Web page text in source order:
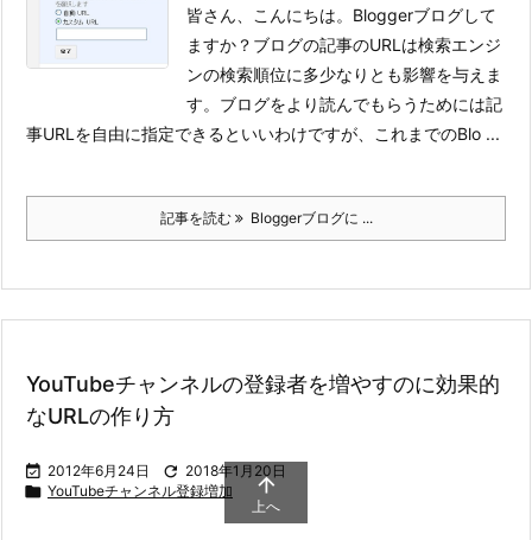
皆さん、こんにちは。Bloggerブログして
ますか？ ブログの記事のURLは検索エンジ
ンの検索順位に多少なりとも影響を与えま
す。ブログをより読んでもらうためには記
事URLを自由に指定できるといいわけですが、これまでのBlo ...
記事を読む Bloggerブログに ...
YouTubeチャンネルの登録者を増やすのに効果的
なURLの作り方
 2012年6月24日  2018年1月20日
 YouTubeチャンネル登録増加 
上へ